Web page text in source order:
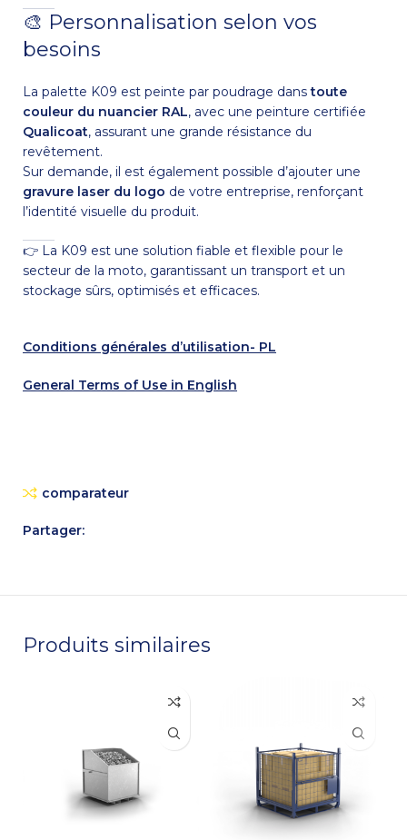
🎨 Personnalisation selon vos
besoins
La palette K09 est peinte par poudrage danstoute
couleur du nuancier RAL, avec une peinture certifiée
Qualicoat, assurant une grande résistance du
revêtement.
Sur demande, il est également possible d’ajouter une
gravure laser du logo de votre entreprise, renforçant
l’identité visuelle du produit.
👉 La K09 est une solution fiable et flexible pour le
secteur de la moto, garantissant un transport et un
stockage sûrs, optimisés et efficaces.
Conditions générales d’utilisation- PL
General Terms of Use in English
comparateur
Partager:
Produits similaires